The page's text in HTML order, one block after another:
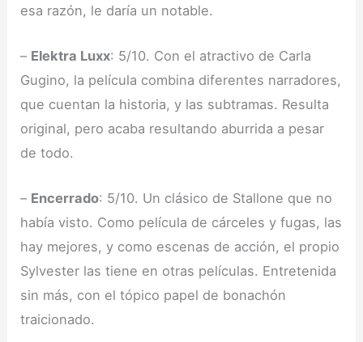
esa razón, le daría un notable.
– Elektra Luxx: 5/10. Con el atractivo de Carla
Gugino, la película combina diferentes narradores,
que cuentan la historia, y las subtramas. Resulta
original, pero acaba resultando aburrida a pesar
de todo.
– Encerrado: 5/10. Un clásico de Stallone que no
había visto. Como película de cárceles y fugas, las
hay mejores, y como escenas de acción, el propio
Sylvester las tiene en otras películas. Entretenida
sin más, con el tópico papel de bonachón
traicionado.